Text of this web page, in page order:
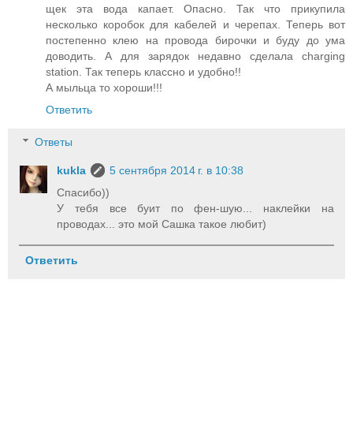
щек эта вода капает. Опасно. Так что прикупила
несколько коробок для кабелей и черепах. Теперь вот
постепенно клею на провода бирочки и буду до ума
доводить. А для зарядок недавно сделала charging
station. Так теперь классно и удобно!!
А мыльца то хороши!!!
Ответить
Ответы
kukla
5 сентября 2014 г. в 10:38
Спасибо))
У тебя все буит по фен-шую... наклейки на
проводах... это мой Сашка такое любит)
Ответить